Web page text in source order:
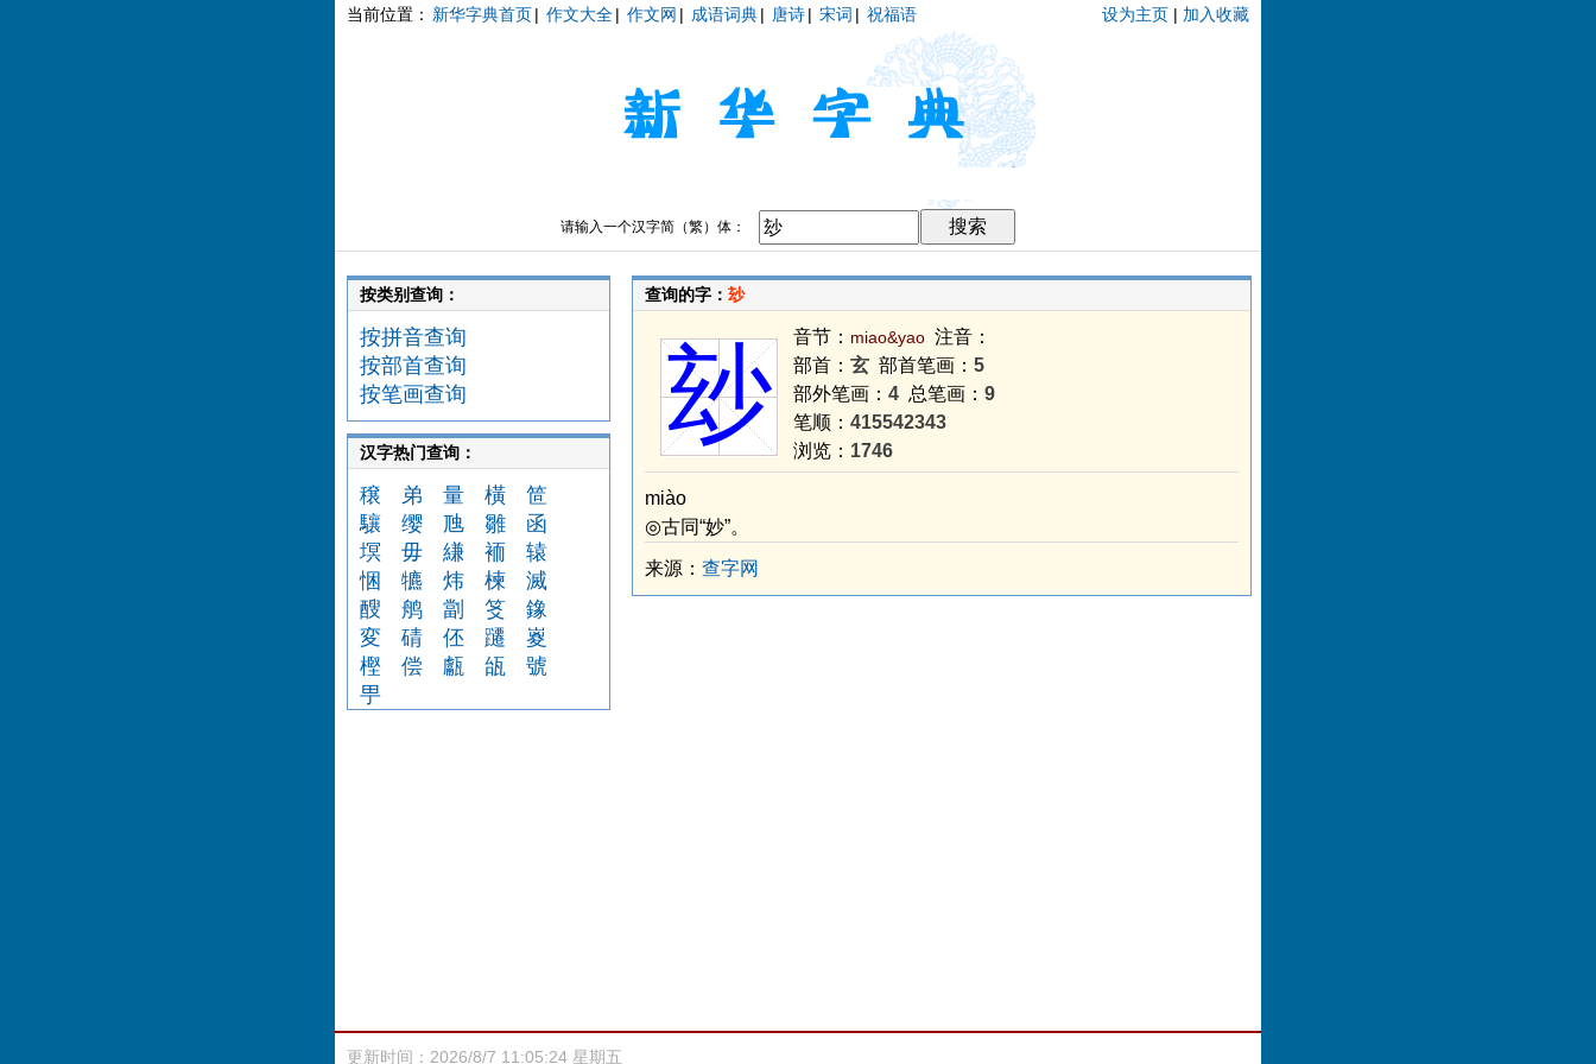
当前位置： 新华字典首页| 作文大全| 作文网 | 成语词典| 唐诗| 宋词 | 祝福语 设为主页 | 加入收藏
请输入一个汉字简（繁）体：
按类别查询：
按拼音查询
按部首查询
按笔画查询
汉字热门查询：
穣 弟 量 橫
笸
驤
缨 虺 雛
函
塓
毋 縑 袻
辕
悃
犥 炜 楝
滅
醙
鸼 劏 笅
鐌
変
碃 伾 躚
嵏
樫
偿 甗 瓵
號
甼
查询的字： 玅
玅 音节： miao&yao 注音：
部首： 玄 部首笔画： 5
部外笔画： 4 总笔画： 9
笔顺： 415542343
浏览： 1746
miào
◎古同“妙”。
来源： 查字网
更新时间：2026/8/7 11:05:24 星期五